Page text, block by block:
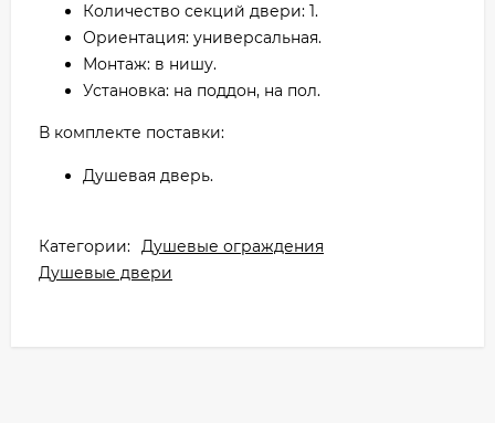
Количество секций двери: 1.
Ориентация: универсальная.
Монтаж: в нишу.
Установка: на поддон, на пол.
В комплекте поставки:
Душевая дверь.
Категории: Душевые ограждения
Душевые двери